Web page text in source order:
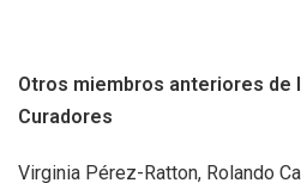
Otros miembros anteriores de
Curadores
Virginia Pérez-Ratton, Rolando